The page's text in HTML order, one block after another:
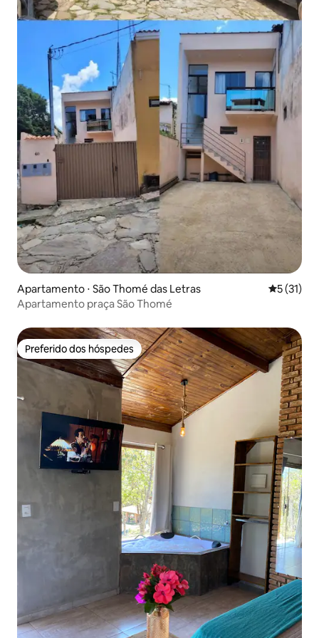
Apartamento ⋅ São Thomé das Letras 5 de uma
5 (31)
Apartamento praça São Thomé
Preferido dos hóspedes
Preferido dos hóspedes